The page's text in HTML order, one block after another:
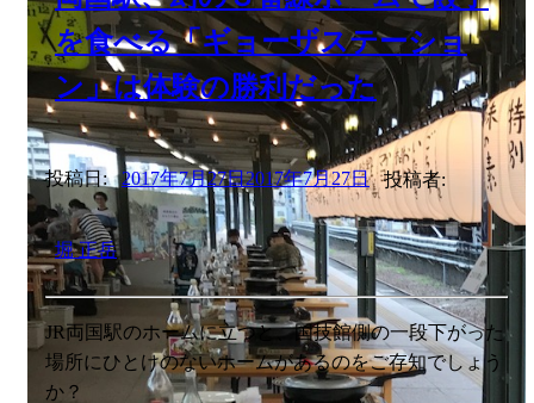
を食べる「ギョーザステーショ
ン」は体験の勝利だった
投稿日: 2017年7月27日2017年7月27日 投稿者:
堀 正岳
JR両国駅のホームに立つと、国技館側の一段下がった
場所にひとけのないホームがあるのをご存知でしょう
か？